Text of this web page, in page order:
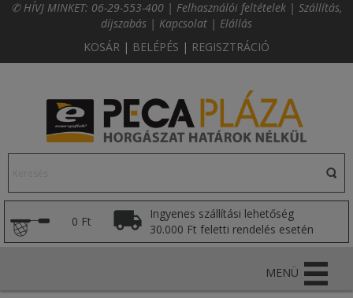
✆ HÍVJ MINKET: 06-29-553-400 | Felhasználói feltételek | Szállítás,
díjszabás | Kapcsolat | Elállás
KOSÁR | BELÉPÉS | REGISZTRÁCIÓ
0 Ft
Ingyenes szállítási lehetőség
30.000 Ft feletti rendelés esetén
MENÜ